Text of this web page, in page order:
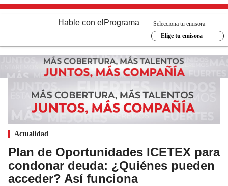
Hable con el Programa
Selecciona tu emisora
Elige tu emisora
Actualidad
Plan de Oportunidades ICETEX para
condonar deuda: ¿Quiénes pueden
acceder? Así funciona